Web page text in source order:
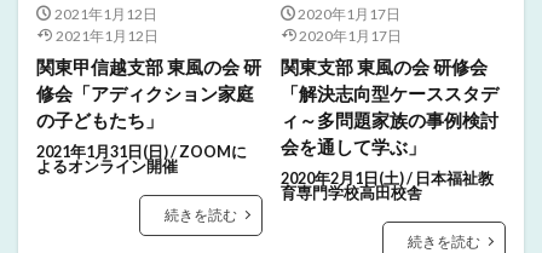
2021年1月12日
2021年1月12日
関東甲信越支部 東風の会 研
修会「アディクション家庭
の子どもたち」
2021年1月31日(日) / ZOOMに
よるオンライン開催
続きを読む
2020年1月17日
2020年1月17日
関東支部 東風の会 研修会
「解決志向型ケーススタデ
ィ～多問題家族の事例検討
会を通して学ぶ」
2020年2月1日(土) / 日本福祉教
育専門学校高田校舎
続きを読む